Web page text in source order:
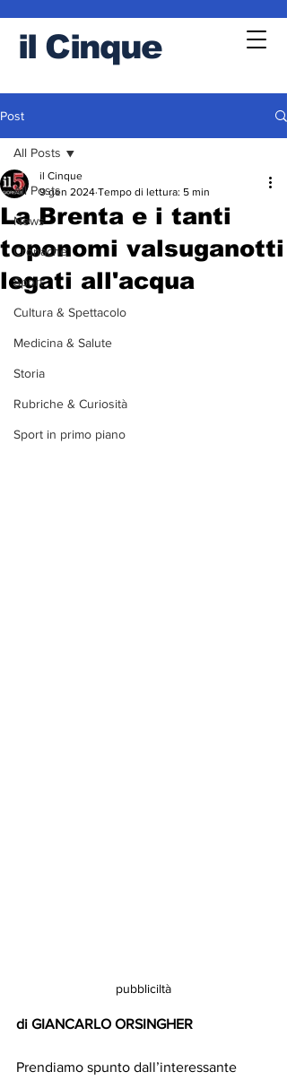
il Cinque
Post
All Posts
News
Cronache
Sport
Cultura & Spettacolo
Medicina & Salute
Storia
Rubriche & Curiosità
Sport in primo piano
All Posts
La Brenta e i tanti
toponomi valsuganotti
legati all'acqua
il Cinque
9 gen 2024 Tempo di lettura: 5 min
pubbliciltà
di GIANCARLO ORSINGHER
Prendiamo spunto dall’interessante